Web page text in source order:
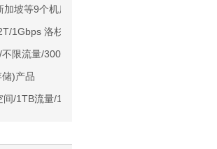
NVMe/5TB@10Gbps/免费DDoS防御
/KVM/洛杉矶
坡等9个机房 需信用卡验证
1Gbps 洛杉矶QN
限流量/300Mbps-400Mbps端口/KVM/DDOS/
)产品
/1TB流量/1Gbps端口/KVM/洛杉矶/达拉斯/纽